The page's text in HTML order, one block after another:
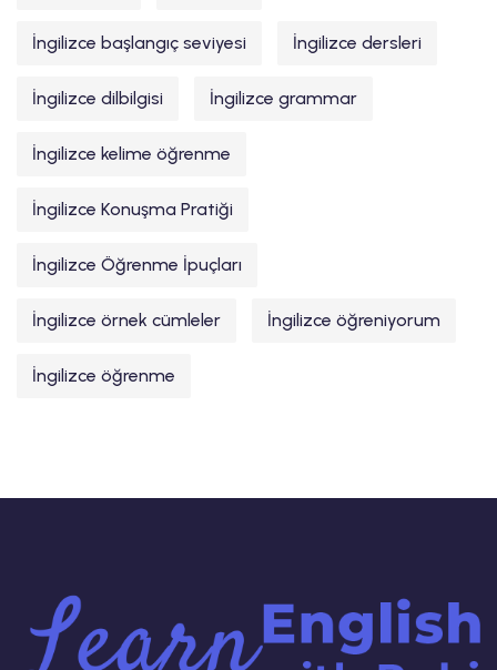
İngilizce başlangıç seviyesi İngilizce dersleri
İngilizce dilbilgisi İngilizce grammar
İngilizce kelime öğrenme
İngilizce Konuşma Pratiği
İngilizce Öğrenme İpuçları
İngilizce örnek cümleler İngilizce öğreniyorum
İngilizce öğrenme